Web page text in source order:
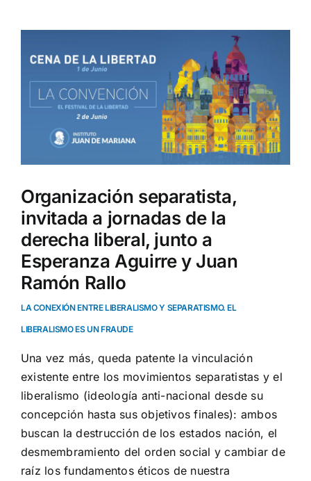
imagen
grande
Organización separatista,
invitada a jornadas de la
derecha liberal, junto a
Esperanza Aguirre y Juan
Ramón Rallo
LA CONEXIÓN ENTRE LIBERALISMO Y SEPARATISMO. EL
LIBERALISMO ES UN FRAUDE
Una vez más, queda patente la vinculación
existente entre los movimientos separatistas y el
liberalismo (ideología anti-nacional desde su
concepción hasta sus objetivos finales): ambos
buscan la destrucción de los estados nación, el
desmembramiento del orden social y cambiar de
raíz los fundamentos éticos de nuestra